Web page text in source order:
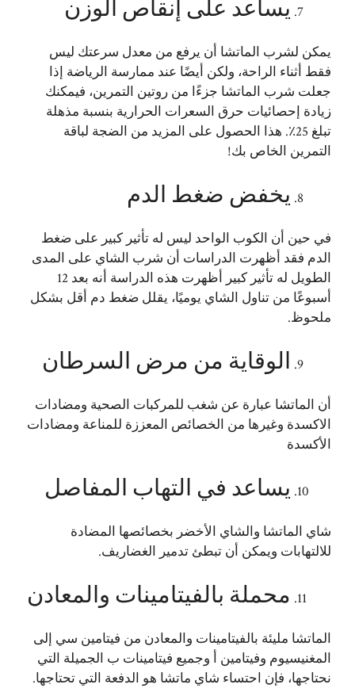
يساعد على إنقاص الوزن
يمكن لشرب الماتشا أن يرفع من معدل سرعتك ليس
فقط أثناء الراحة، ولكن أيضًا عند ممارسة الرياضة إذا
جعلت شرب الماتشا جزءًا من روتين التمرين، فيمكنك
زيادة إحصائيات حرق السعرات الحرارية بنسبة مذهلة
تبلغ 25٪. هذا الحصول على المزيد من الضجة لباقة
التمرين الخاص بك!
يخفض ضغط الدم
في حين أن الكوب الواحد ليس له تأثير كبير على ضغط
الدم فقد أظهرت الدراسات أن شرب الشاي على المدى
الطويل له تأثير كبير أظهرت هذه الدراسة أنه بعد 12
أسبوعًا من تناول الشاي يوميًا، يقلل ضغط دم أقل بشكل
ملحوظ.
الوقاية من مرض السرطان
أن الماتشا عبارة عن شغب للمركبات الصحية ومضادات
الاكسدة وغيرها من الخصائص المعززة للمناعة ومضادات
الأكسدة
يساعد في التهاب المفاصل
شاي الماتشا والشاي الأخضر بخصائصها المضادة
للالتهابات ويمكن أن تبطئ تدمير الغضاريف.
محملة بالفيتامينات والمعادن
الماتشا مليئة بالفيتامينات والمعادن من فيتامين سي إلى
المغنيسيوم وفيتامين أ وجميع فيتامينات ب الجميلة التي
نحتاجها، فإن احتساء شاي ماتشا هو الدفعة التي تحتاجها.